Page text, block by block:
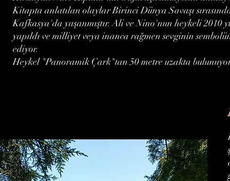
Kitapta anlatılan olaylar Birinci Dünya Savaşı
Kafkasya'da yaşanmıştır. Ali ve Nino'nun heykeli 2010
yapıldı ve milliyet veya inanca rağmen sevginin
ediyor.
Heykel "Panoramik Çark"tan 50 metre uzakta